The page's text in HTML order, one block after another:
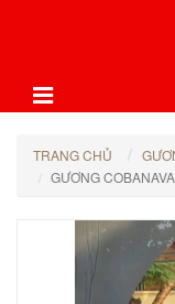
TRANG CHỦ
GƯƠNG